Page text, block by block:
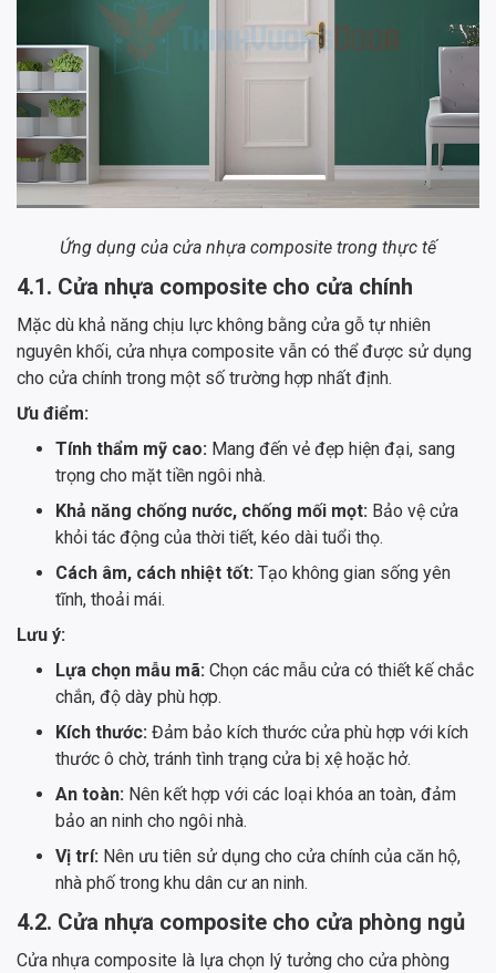
Ứng dụng của cửa nhựa composite trong thực tế
4.1. Cửa nhựa composite cho cửa chính
Mặc dù khả năng chịu lực không bằng cửa gỗ tự nhiên
nguyên khối, cửa nhựa composite vẫn có thể được sử dụng
cho cửa chính trong một số trường hợp nhất định.
Ưu điểm:
Tính thẩm mỹ cao: Mang đến vẻ đẹp hiện đại, sang
trọng cho mặt tiền ngôi nhà.
Khả năng chống nước, chống mối mọt: Bảo vệ cửa
khỏi tác động của thời tiết, kéo dài tuổi thọ.
Cách âm, cách nhiệt tốt: Tạo không gian sống yên
tĩnh, thoải mái.
Lưu ý:
Lựa chọn mẫu mã: Chọn các mẫu cửa có thiết kế chắc
chắn, độ dày phù hợp.
Kích thước: Đảm bảo kích thước cửa phù hợp với kích
thước ô chờ, tránh tình trạng cửa bị xệ hoặc hở.
An toàn: Nên kết hợp với các loại khóa an toàn, đảm
bảo an ninh cho ngôi nhà.
Vị trí: Nên ưu tiên sử dụng cho cửa chính của căn hộ,
nhà phố trong khu dân cư an ninh.
4.2. Cửa nhựa composite cho cửa phòng ngủ
Cửa nhựa composite là lựa chọn lý tưởng cho cửa phòng